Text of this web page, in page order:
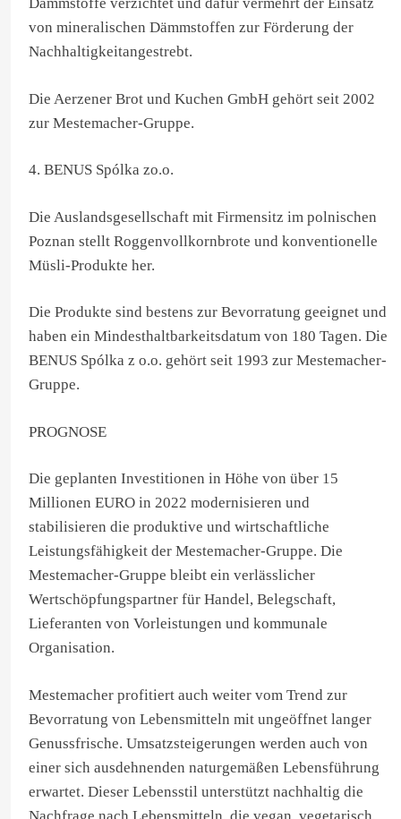
Dämmstoffe verzichtet und dafür vermehrt der Einsatz
von mineralischen Dämmstoffen zur Förderung der
Nachhaltigkeitangestrebt.
Die Aerzener Brot und Kuchen GmbH gehört seit 2002
zur Mestemacher-Gruppe.
4. BENUS Spólka zo.o.
Die Auslandsgesellschaft mit Firmensitz im polnischen
Poznan stellt Roggenvollkornbrote und konventionelle
Müsli-Produkte her.
Die Produkte sind bestens zur Bevorratung geeignet und
haben ein Mindesthaltbarkeitsdatum von 180 Tagen. Die
BENUS Spólka z o.o. gehört seit 1993 zur Mestemacher-
Gruppe.
PROGNOSE
Die geplanten Investitionen in Höhe von über 15
Millionen EURO in 2022 modernisieren und
stabilisieren die produktive und wirtschaftliche
Leistungsfähigkeit der Mestemacher-Gruppe. Die
Mestemacher-Gruppe bleibt ein verlässlicher
Wertschöpfungspartner für Handel, Belegschaft,
Lieferanten von Vorleistungen und kommunale
Organisation.
Mestemacher profitiert auch weiter vom Trend zur
Bevorratung von Lebensmitteln mit ungeöffnet langer
Genussfrische. Umsatzsteigerungen werden auch von
einer sich ausdehnenden naturgemäßen Lebensführung
erwartet. Dieser Lebensstil unterstützt nachhaltig die